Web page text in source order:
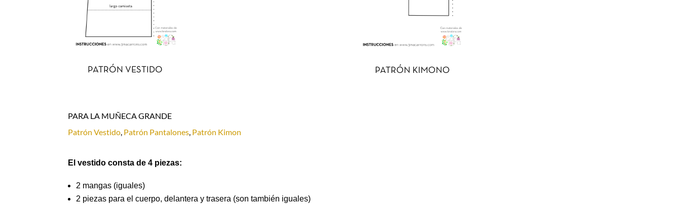
PATRÓN VESTIDO PATRÓN KIMONO
PARA LA MUÑECA GRANDE
Patrón Vestido Patrón Pantalones Patrón Kimon
El vestido consta de 4 piezas:
2 mangas (iguales)
2 piezas para el cuerpo, delantera y trasera (son también iguales)